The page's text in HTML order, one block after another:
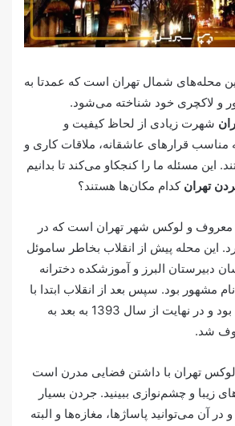
محله‌های شمال تهران است که عمدتا به
و لاکچری خود شناخته می‌شود.
شهرت زیادی از لحاظ کیفیت و
قرارهای عاشقانه، ملاقات کاری و
این مسئله ما را کنجکاو می‌کند تا بدانیم
تهران کدام مکان‌ها هستند؟
معروف و لوکس شهر تهران است که در
این محله پیش از انقلاب بخاطر ساموئل
دبیرستان البرز و آموزشکده دخترانه
مشهور بود. سپس بعد از انقلاب ابتدا با
نام بلوار آفریقا معروف بود و در نهایت از سال 1393 به بعد به
شد.
تهران با داشتن فضایی مدرن است
زیبا و چشم‌نوازی ببینید. جردن بسیار
آن می‌توانید پاساژها، مغازه‌ها و البته